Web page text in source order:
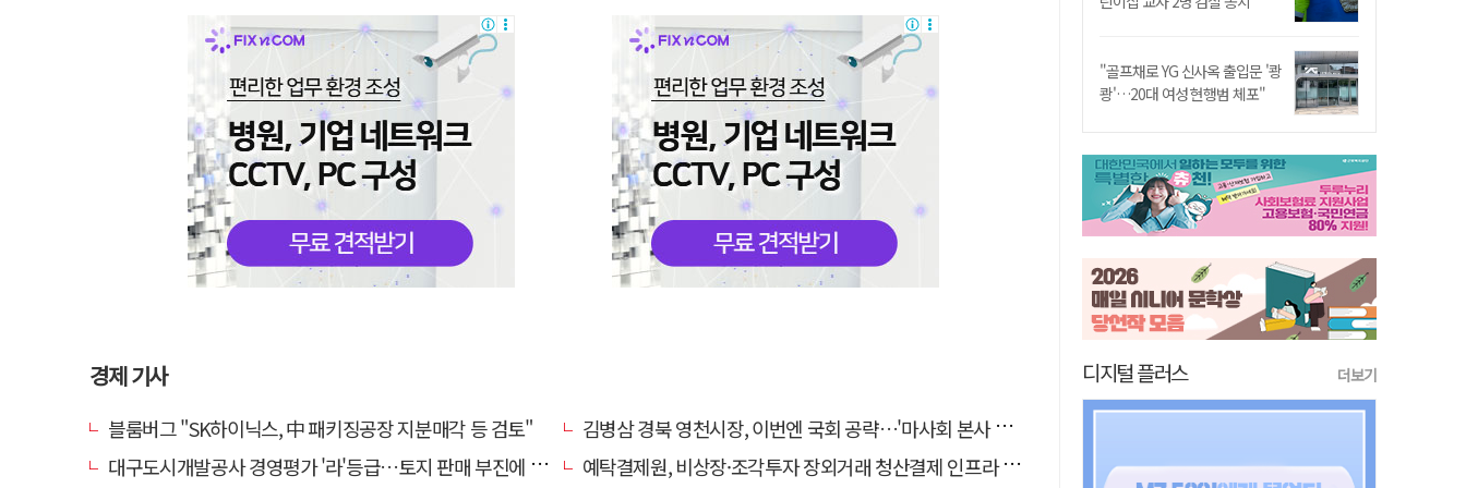
경제 기사
블룸버그 "SK하이닉스, 中 패키징공장 지분매각 등 검토"
김병삼 경북 영천시장, 이번엔 국회 공략…'마사회 본사 이전·광역교통망 확충' 요청
대구도시개발공사 경영평가 '라'등급…토지 판매 부진에 1년 만에 두 단계 '뚝'
예탁결제원, 비상장·조각투자 장외거래 청산결제 인프라 구축 착수…연내 가동
"골프채로 YG 신사옥 출입문 '쾅
쾅'…20대 여성 현행범 체포"
디지털 플러스 더보기